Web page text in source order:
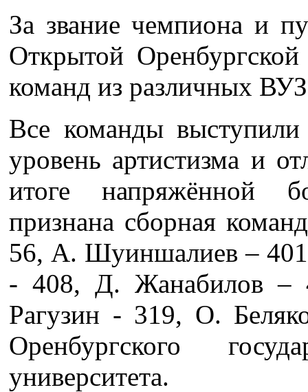
За звание чемпиона и
Открытой
команд из различных
Все команды выступили
уровень артистизма и
итоге напряжённой
признана сборная
56, А. Шуиншалиев –
- 408, Д. Жанабилов
Рагузин - 319, О.
Оренбургского
университета.